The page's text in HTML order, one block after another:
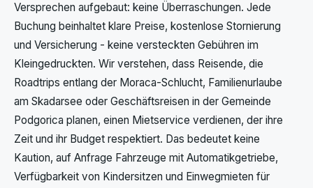
Versprechen aufgebaut: keine Überraschungen. Jede
Buchung beinhaltet klare Preise, kostenlose Stornierung
und Versicherung - keine versteckten Gebühren im
Kleingedruckten. Wir verstehen, dass Reisende, die
Roadtrips entlang der Moraca-Schlucht, Familienurlaube
am Skadarsee oder Geschäftsreisen in der Gemeinde
Podgorica planen, einen Mietservice verdienen, der ihre
Zeit und ihr Budget respektiert. Das bedeutet keine
Kaution, auf Anfrage Fahrzeuge mit Automatikgetriebe,
Verfügbarkeit von Kindersitzen und Einwegmieten für